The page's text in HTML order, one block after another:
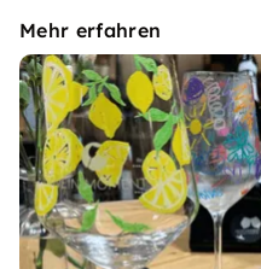
Mehr erfahren